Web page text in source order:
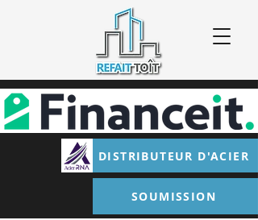
DISTRIBUTEUR D'ACIER
SOUMISSION